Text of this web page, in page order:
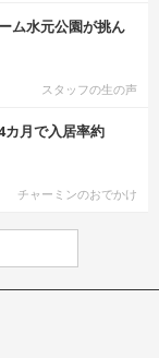
ム水元公園が挑ん
スタッフの生の声
カ月で入居率約
チャーミンのおでかけ